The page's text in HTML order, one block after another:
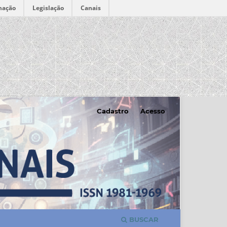
Legislação Canais
BUSCAR
Cadastro Acesso